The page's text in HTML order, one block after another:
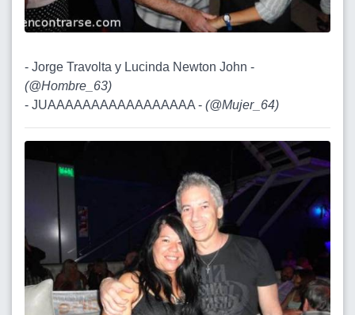
- Jorge Travolta y Lucinda Newton John -
(@Hombre_63)
- JUAAAAAAAAAAAAAAAAA - (@Mujer_64)